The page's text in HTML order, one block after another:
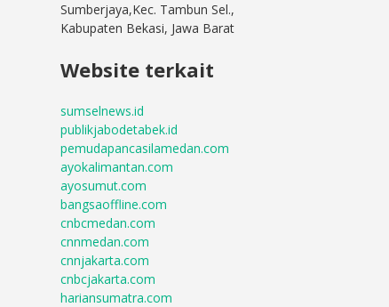
Sumberjaya,Kec. Tambun Sel.,
Kabupaten Bekasi, Jawa Barat
Website terkait
sumselnews.id
publikjabodetabek.id
pemudapancasilamedan.com
ayokalimantan.com
ayosumut.com
bangsaoffline.com
cnbcmedan.com
cnnmedan.com
cnnjakarta.com
cnbcjakarta.com
hariansumatra.com